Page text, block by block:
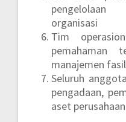
organisasi
Tim
pemahaman
manajemen
Seluruh
pengadaan,
aset perusahaan